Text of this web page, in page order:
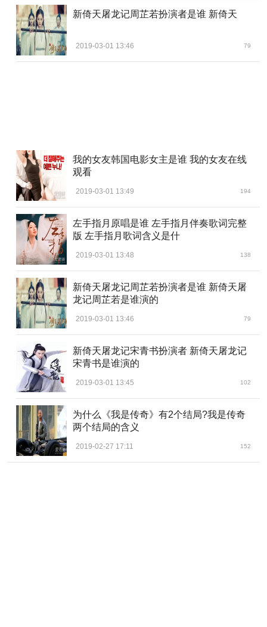
新倚天屠龙记周芷若扮演者是谁 新倚天
2019-03-01 13:46 79
我的女友韩国电影女主是谁 我的女友在线
观看
2019-03-01 13:49 194
左手指月原唱是谁 左手指月伴奏歌词完整
版 左手指月歌词含义是什
2019-03-01 13:48 138
新倚天屠龙记周芷若扮演者是谁 新倚天屠
龙记周芷若是谁演的
2019-03-01 13:46 79
新倚天屠龙记宋青书扮演者 新倚天屠龙记
宋青书是谁演的
2019-03-01 13:45 102
为什么《我是传奇》有2个结局?我是传奇
两个结局的含义
2019-02-27 17:11 152